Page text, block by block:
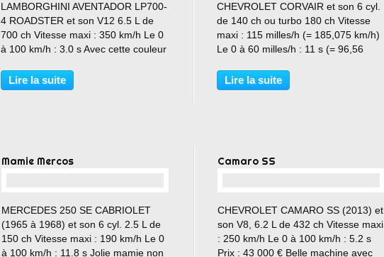
LAMBORGHINI AVENTADOR LP700-
4 ROADSTER et son V12 6.5 L de
700 ch Vitesse maxi : 350 km/h Le 0
à 100 km/h : 3.0 s Avec cette couleur
piscine !!!! A voir ou à revoir d'autres
Aventador :
Lire la suite
CHEVROLET CORVAIR et son 6 cyl.
de 140 ch ou turbo 180 ch Vitesse
maxi : 115 milles/h (= 185,075 km/h)
Le 0 à 60 milles/h : 11 s (= 96,56
de bonnes balades !!!
Lire la suite
Mamie Mercos
MERCEDES 250 SE CABRIOLET
(1965 à 1968) et son 6 cyl. 2.5 L de
150 ch Vitesse maxi : 190 km/h Le 0
à 100 km/h : 11.8 s Jolie mamie non
Camaro SS
CHEVROLET CAMARO SS (2013) et
son V8, 6.2 L de 432 ch Vitesse maxi
: 250 km/h Le 0 à 100 km/h : 5.2 s
Prix : 43 000 € Belle machine avec